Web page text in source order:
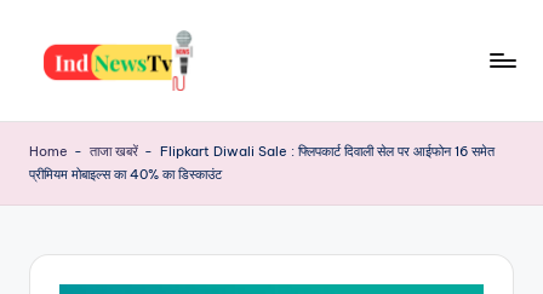
n
Jobs,
Home - ताजा खबरें - Flipkart Diwali Sale : फ्लिपकार्ट दिवाली सेल पर आईफोन 16 समेत
प्रीमियम मोबाइल्स का 40% का डिस्काउंट